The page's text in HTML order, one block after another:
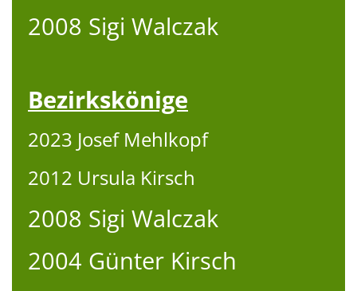
2008 Sigi Walczak
Bezirkskönige
2023 Josef Mehlkopf
2012 Ursula Kirsch
2008 Sigi Walczak
2004 Günter Kirsch